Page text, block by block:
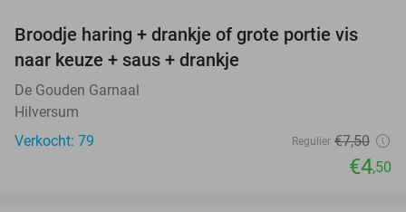
40%
Broodje haring + drankje of grote portie vis
naar keuze + saus + drankje
De Gouden Garnaal
Hilversum
Verkocht: 79
Regulier €7,50
€4,50